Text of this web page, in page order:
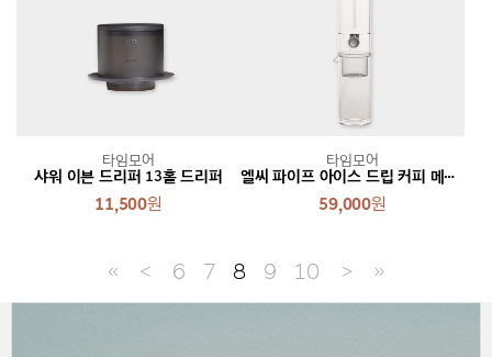
샤워 이븐 드리퍼 13홀 드리퍼
11,500원
타임모어
엘씨 파이프 아이스 드립 커피 메이커
59,000원
타임모어
≪ ＜ 6 7 8 9 10 ＞ ≫